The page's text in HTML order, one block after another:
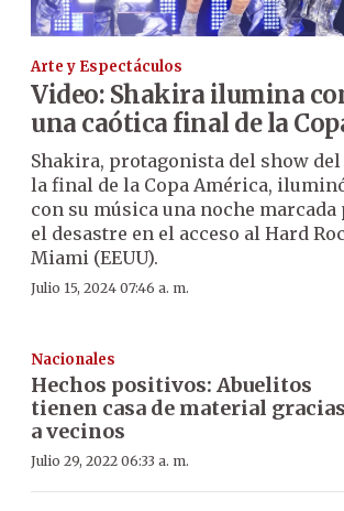
Arte y Espectáculos
Video: Shakira ilumina
una caótica final de la
Shakira, protagonista del show del
la final de la Copa América,
con su música una noche marcada
el desastre en el acceso al Hard
Miami (EEUU).
Julio 15, 2024 07:46 a. m.
Nacionales
Hechos positivos: Abuelitos
tienen casa de material gracias
a vecinos
Julio 29, 2022 06:33 a. m.